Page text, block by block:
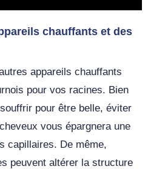
chauffants et des
appareils chauffants
pour vos racines. Bien
pour être belle, éviter
vous épargnera une
capillaires. De même,
peuvent altérer la structure